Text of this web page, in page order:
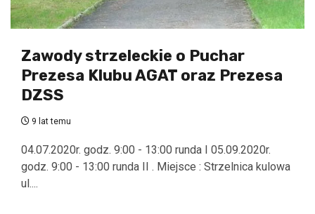
Zawody strzeleckie o Puchar
Prezesa Klubu AGAT oraz Prezesa
DZSS
9 lat temu
04.07.2020r. godz. 9:00 - 13:00 runda I 05.09.2020r.
godz. 9:00 - 13:00 runda II . Miejsce : Strzelnica kulowa
ul....